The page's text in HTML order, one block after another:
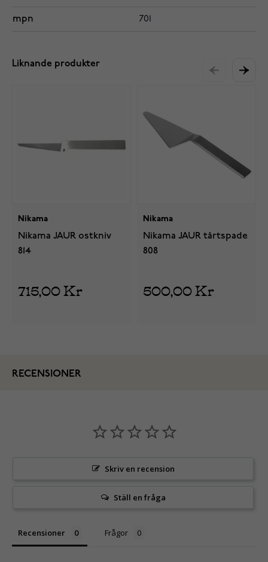
mpn 701
Liknande produkter
Nikama
Nikama JAUR ostkniv
814
715,00 Kr
Nikama
Nikama JAUR tårtspade
808
500,00 Kr
RECENSIONER
Skriv en recension
Ställ en fråga
Recensioner Frågor